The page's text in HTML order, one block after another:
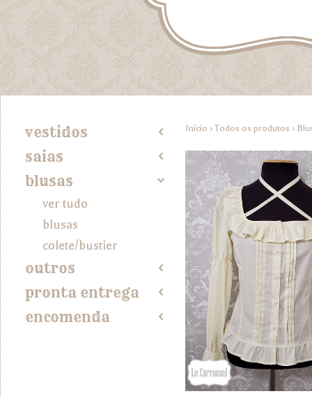
vestidos 2
saias 2
blusas 4
ver tudo
blusas
colete/bustier
outros 2
pronta entrega 2
encomenda 2
Início › Todos os produtos ›